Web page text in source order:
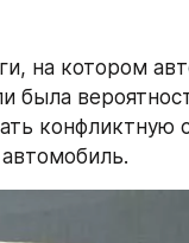
на котором
была
конфликтную